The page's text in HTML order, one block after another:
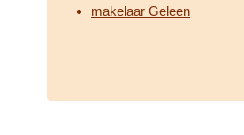
makelaar Geleen